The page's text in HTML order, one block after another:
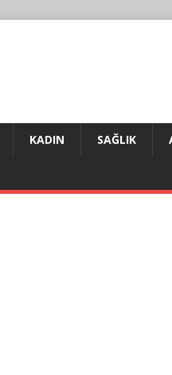
KADIN SAĞLIK